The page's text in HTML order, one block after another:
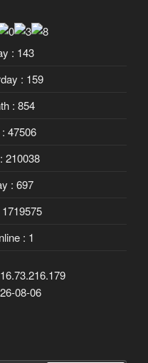
: 143
: 159
: 854
47506
210038
: 697
: 1
08-06